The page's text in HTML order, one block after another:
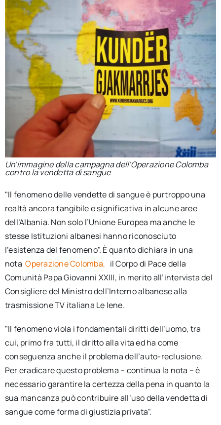
Un'immagine della campagna dell'Operazione Colomba
contro la vendetta di sangue
"Il fenomeno delle vendette di sangue è purtroppo una
realtà ancora tangibile e significativa in alcune aree
dell’Albania. Non solo l’Unione Europea ma anche le
stesse Istituzioni albanesi hanno riconosciuto
l’esistenza del fenomeno". È quanto dichiara in una
notaOperazione Colomba, il Corpo di Pace della
Comunità Papa Giovanni XXIII, in merito all’intervista del
Consigliere del Ministro dell’Interno albanese alla
trasmissione TV italiana Le Iene.
"Il fenomeno viola i fondamentali diritti dell’uomo, tra
cui, primo fra tutti, il diritto alla vita ed ha come
conseguenza anche il problema dell’auto-reclusione.
Per eradicare questo problema – continua la nota – è
necessario garantire la certezza della pena in quanto la
sua mancanza può contribuire all’uso della vendetta di
sangue come forma di giustizia privata".